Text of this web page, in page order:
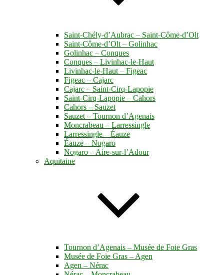
Saint-Chély-d’Aubrac – Saint-Côme-d’Olt
Saint-Côme-d’Olt – Golinhac
Golinhac – Conques
Conques – Livinhac-le-Haut
Livinhac-le-Haut – Figeac
Figeac – Cajarc
Cajarc – Saint-Cirq-Lapopie
Saint-Cirq-Lapopie – Cahors
Cahors – Sauzet
Sauzet – Tournon d’Agenais
Moncrabeau – Larressingle
Larressingle – Éauze
Éauze – Nogaro
Nogaro – Aire-sur-l’Adour
Aquitaine
Tournon d’Agenais – Musée de Foie Gras
Musée de Foie Gras – Agen
Agen – Nérac